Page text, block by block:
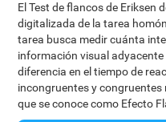
El Test de flancos de Eriksen
digitalizada de la tarea
tarea busca medir cuánta
información visual
diferencia en el tiempo de
incongruentes y
que se conoce como Efecto